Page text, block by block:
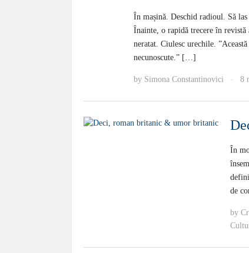
În mașină. Deschid radioul. Să
Înainte, o rapidă trecere în
neratat. Ciulesc urechile.
necunoscute.” […]
by Simona Constantinovici · 8
În
de
by